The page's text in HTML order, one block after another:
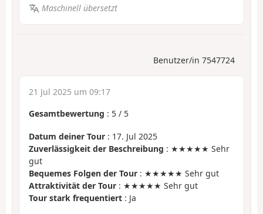
Maschinell übersetzt
Benutzer/in 7547724
21 Jul 2025 um 09:17
Gesamtbewertung : 5 / 5
Datum deiner Tour : 17. Jul 2025
Zuverlässigkeit der Beschreibung : ★★★★★ Sehr
gut
Bequemes Folgen der Tour : ★★★★★ Sehr gut
Attraktivität der Tour : ★★★★★ Sehr gut
Tour stark frequentiert : Ja